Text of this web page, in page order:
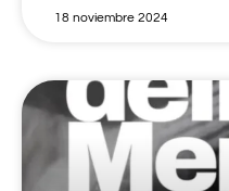
18 noviembre 2024